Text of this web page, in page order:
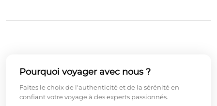
Pourquoi voyager avec nous ?
Faites le choix de l'authenticité et de la sérénité en
confiant votre voyage à des experts passionnés.